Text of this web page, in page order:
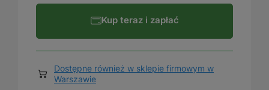
Kup teraz i zapłać
Dostępne również w sklepie firmowym w
Warszawie